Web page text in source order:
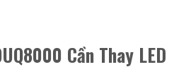
Cần Thay LED